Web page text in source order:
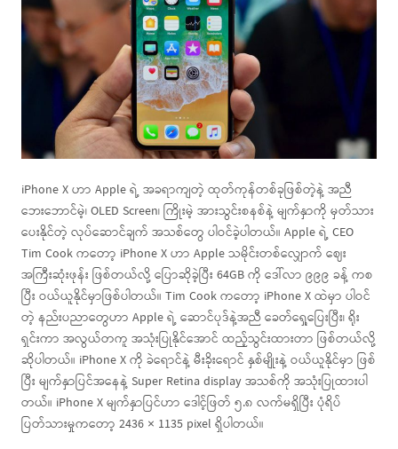
iPhone X ဟာ Apple ရဲ့ အခရာကျတဲ့ ထုတ်ကုန်တစ်ခုဖြစ်တဲ့နဲ့ အညီ
ဘေးဘောင်မဲ့၊ OLED Screen၊ ကြိုးမဲ့ အားသွင်းစနစ်နဲ့ မျက်နှာကို မှတ်သား
ပေးနိုင်တဲ့ လုပ်ဆောင်ချက် အသစ်တွေ ပါဝင်ခဲ့ပါတယ်။ Apple ရဲ့ CEO
Tim Cook ကတော့ iPhone X ဟာ Apple သမိုင်းတစ်လျှောက် ဈေး
အကြီးဆုံးဖုန်း ဖြစ်တယ်လို့ ပြောဆိုခဲ့ပြီး 64GB ကို ဒေါ်လာ ၉၉၉ ခန့် ကစ
ပြီး ဝယ်ယူနိုင်မှာဖြစ်ပါတယ်။ Tim Cook ကတော့ iPhone X ထဲမှာ ပါဝင်
တဲ့ နည်းပညာတွေဟာ Apple ရဲ့ ဆောင်ပုဒ်နဲ့အညီ ခေတ်ရှေ့ပြေးပြီး၊ ရိုး
ရှင်းကာ အလွယ်တကူ အသုံးပြုနိုင်အောင် ထည့်သွင်းထားတာ ဖြစ်တယ်လို့
ဆိုပါတယ်။ iPhone X ကို ခဲရောင်နဲ့ မီးခိုးရောင် နှစ်မျိုးနဲ့ ဝယ်ယူနိုင်မှာ ဖြစ်
ပြီး မျက်နှာပြင်အနေနဲ့ Super Retina display အသစ်ကို အသုံးပြုထားပါ
တယ်။ iPhone X မျက်နှာပြင်ဟာ ဒေါင့်ဖြတ် ၅.၈ လက်မရှိပြီး ပုံရိပ်
ပြတ်သားမှုကတော့ 2436 × 1135 pixel ရှိပါတယ်။